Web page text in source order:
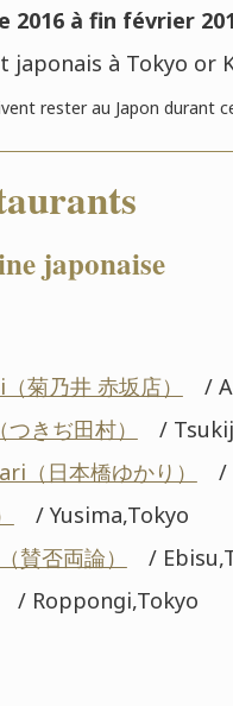
2016 à fin février
japonais à Tokyo or
rester au Japon durant
japonaise
菊乃井 赤坂店）
/
きぢ田村）
/
（日本橋ゆかり）
/
/ Yusima,Tokyo
賛否両論）
/
/ Roppongi,Tokyo